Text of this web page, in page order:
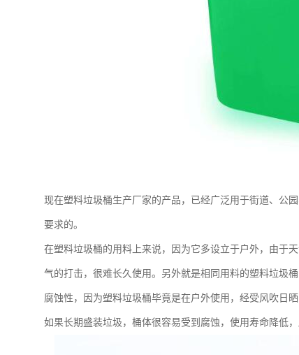
现在塑料垃圾桶生产厂家的产品，已经广泛用于街道、公
要求的。
在塑料垃圾桶的用料上来说，因为它多设立于户外，由于
气的打击，很难长久使用。另外就是相同用料的塑料垃圾
腐蚀性，因为塑料垃圾桶毕竟是在户外使用，经受风吹日
如果长期盛装垃圾，桶体很容易受到腐蚀，使用寿命降低